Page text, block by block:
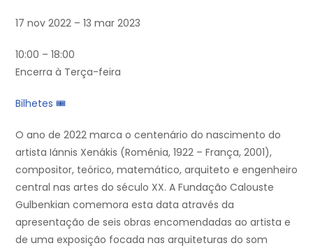
17 nov 2022 – 13 mar 2023
10:00 – 18:00
Encerra à Terça-feira
Bilhetes 🎟
O ano de 2022 marca o centenário do nascimento do
artista Iánnis Xenákis (Roménia, 1922 – França, 2001),
compositor, teórico, matemático, arquiteto e engenheiro
central nas artes do século XX. A Fundação Calouste
Gulbenkian comemora esta data através da
apresentação de seis obras encomendadas ao artista e
de uma exposição focada nas arquiteturas do som